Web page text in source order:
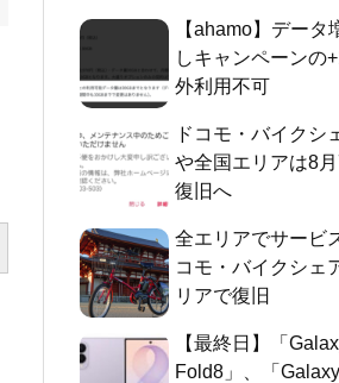
【ahamo】データ
しキャンペーンの
外利用不可
ドコモ・バイクシ
や全国エリアは8
復旧へ
全エリアでサービ
コモ・バイクシェ
リアで復旧
【最終日】「
Fold8」、「